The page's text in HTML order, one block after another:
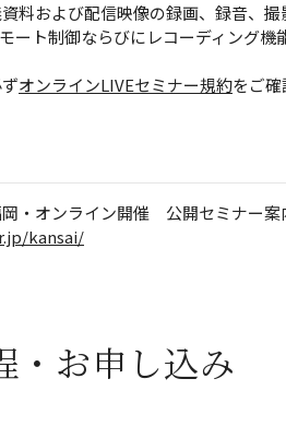
料および配信映像の録画、録音、
ート制御ならびにレコーディング機
オンラインLIVEセミナー規約をご
岡・オンライン開催 公開セミナー案
kansai/
・お申し込み